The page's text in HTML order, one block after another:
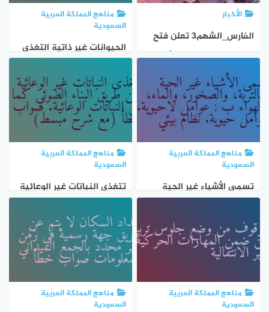
الأخبار
الفارس_الشهم3 تعلن فتح
باب التسجيل الفردي لأهالي
قطاع غزة (غير المسجلين في
مراكز الإيواء أو كشوفات لجان
الأحياء)، للاستفادة من برامج
المساعدات الإغاثية
مناهج المملكة العربية
السعودية
الحيوانات غير ذاتية التغذي
مناهج المملكة العربية
السعودية
تسمى الأشياء غير الحية
والهواء ب : عوامل لاحيوية.
عوامل حيوية. نظام بيئي
مناهج المملكة العربية
السعودية
تتغذى النباتات غير الوعائية
في النباتات الوعائية. صواب
خطأ (مع شرح مبسط)
مناهج المملكة العربية
السعودية
مناهج المملكة العربية
السعودية